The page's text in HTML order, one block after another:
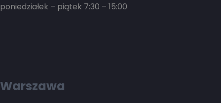
poniedziałek – piątek 7:30 – 15:00
Warszawa